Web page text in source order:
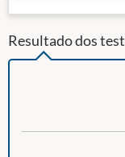
Resultado dos